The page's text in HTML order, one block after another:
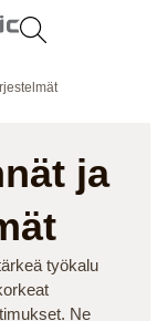
ja
työkalu
Ne